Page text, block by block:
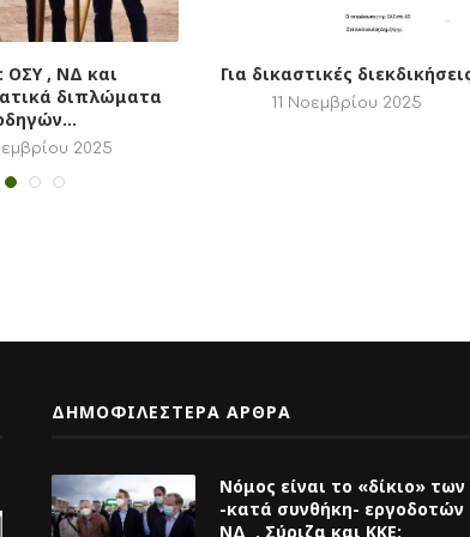
2025
Θέμα: Ενημέρωση για ΔΣ της
Σεπτέμβρη 2025
-κατά συνθήκη- εργοδοτών
ΝΔ , Σύριζα και ΚΚΕ;